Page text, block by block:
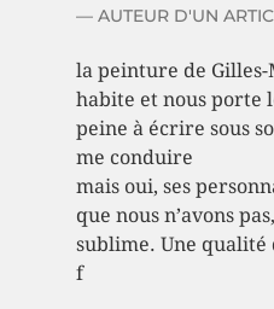
— AUTEUR D'UN
la peinture de
habite et nous porte
peine à écrire sous
me conduire
mais oui, ses
que nous n’avons
sublime. Une qualité
f